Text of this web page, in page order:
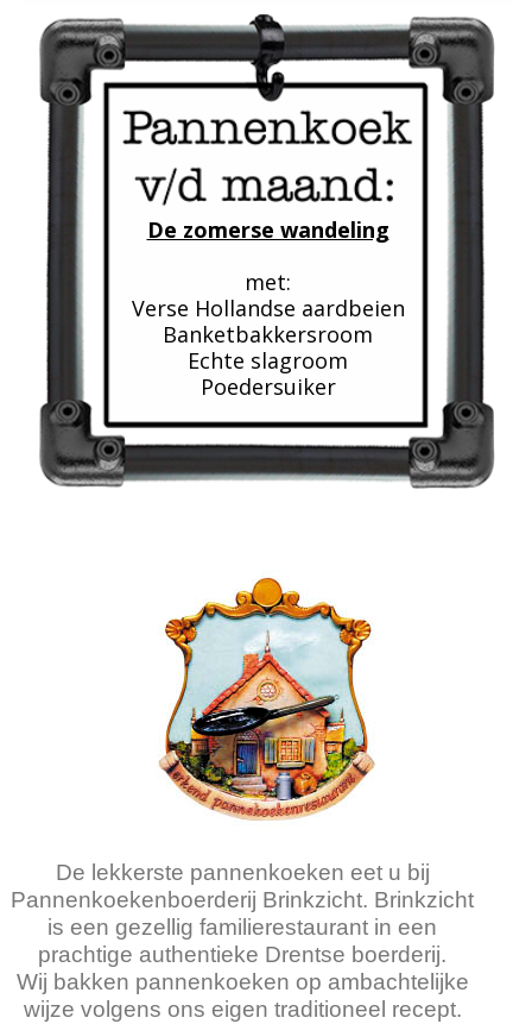
De zomerse wandeling
met:
Verse Hollandse aardbeien
Banketbakkersroom
Echte slagroom
Poedersuiker
De lekkerste pannenkoeken eet u bij
Pannenkoekenboerderij Brinkzicht. Brinkzicht
is een gezellig familierestaurant in een
prachtige authentieke Drentse boerderij.
Wij bakken pannenkoeken op ambachtelijke
wijze volgens ons eigen traditioneel recept.